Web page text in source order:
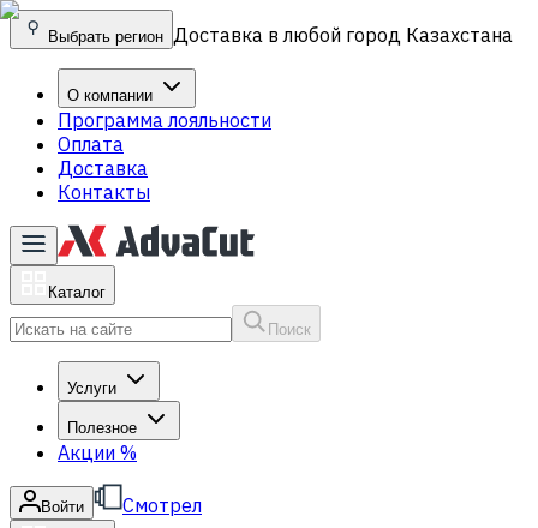
Выбрать регион Доставка в любой город Казахстана
О компании
Программа лояльности
Оплата
Доставка
Контакты
Каталог
Поиск
Услуги
Полезное
Акции %
Войти Смотрел